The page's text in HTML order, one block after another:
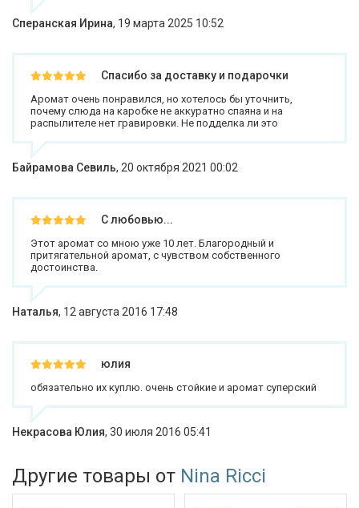
Сперанская Ирина, 19 марта 2025 10:52
Спасибо за доставку и подарочки
Аромат очень понравился, но хотелось бы уточнить,
почему слюда на каробке не аккуратно спаяна и на
распылителе нет гравировки. Не подделка ли это
Байрамова Севиль, 20 октября 2021 00:02
С любовью...
Этот аромат со мною уже 10 лет. Благородный и
притягательной аромат, с чувством собственного
достоинства.
Наталья, 12 августа 2016 17:48
юлия
обязательно их куплю. очень стойкие и аромат суперский
Некрасова Юлия, 30 июля 2016 05:41
Другие товары от Nina Ricci